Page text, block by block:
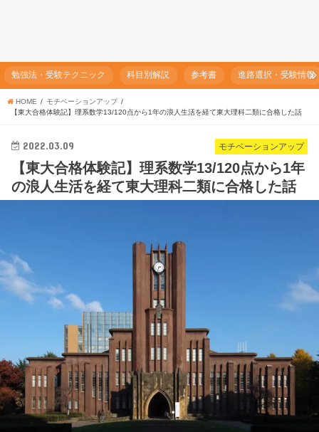
勉強法・受験テクニック 科目別解説 参考書 進路選択・受験情報
HOME
モチベーションアップ
【東大合格体験記】理系数学13/120点から1年の浪人生活を経て東大理科二類に合格した話
モチベーションアップ
2022.03.09
【東大合格体験記】理系数学13/120点から1年
の浪人生活を経て東大理科二類に合格した話